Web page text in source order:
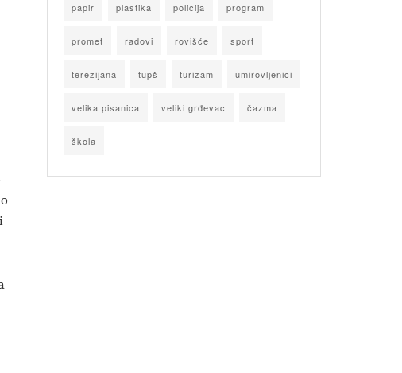
papir plastika policija program
promet radovi rovišće sport
terezijana tupš turizam umirovljenici
velika pisanica veliki grđevac čazma
škola